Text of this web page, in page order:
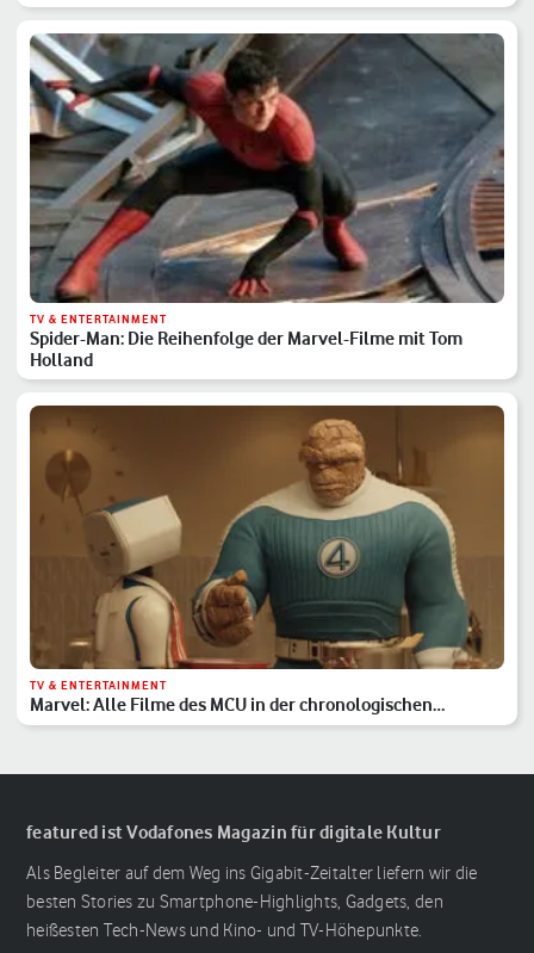
TV & ENTERTAINMENT
Spider-Man: Die Reihenfolge der Marvel-Filme mit Tom
Holland
TV & ENTERTAINMENT
Marvel: Alle Filme des MCU in der chronologischen
Reihenfolge
featured ist Vodafones Magazin für digitale Kultur
Als Begleiter auf dem Weg ins Gigabit-Zeitalter liefern wir die
besten Stories zu Smartphone-Highlights, Gadgets, den
heißesten Tech-News und Kino- und TV-Höhepunkte.